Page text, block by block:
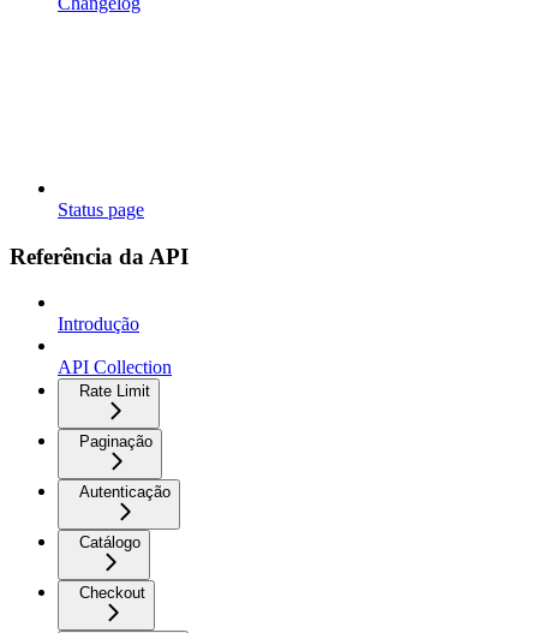
Status page
Referência da API
Introdução
API Collection
Rate Limit
Paginação
Autenticação
Catálogo
Checkout